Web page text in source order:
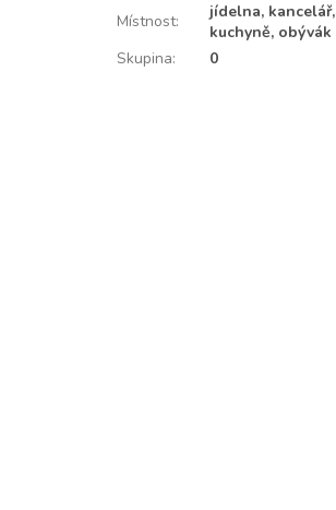
Místnost:
jídelna, kancelář,
kuchyně, obývák
Skupina: 0